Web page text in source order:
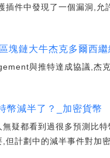
插件中發現了一個漏洞,允
塊鏈大牛杰克多爾西
與推特達成協議,杰
幣減半了？_加密貨幣
疑都看到過很多預測比
但計劃中的減半事件對加